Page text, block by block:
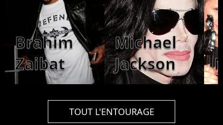
Brahim
Zaibat
Michael
Jackson
TOUT L'ENTOURAGE